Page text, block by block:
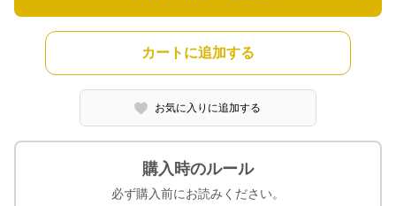
カートに追加する
お気に入りに追加する
購入時のルール
必ず購入前にお読みください。